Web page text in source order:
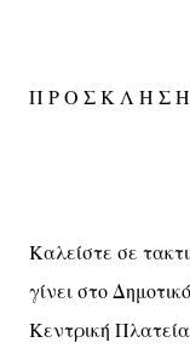
Π Ρ Ο Σ Κ Λ Η Σ Η
Καλείστε σε
γίνει στο
Κεντρική